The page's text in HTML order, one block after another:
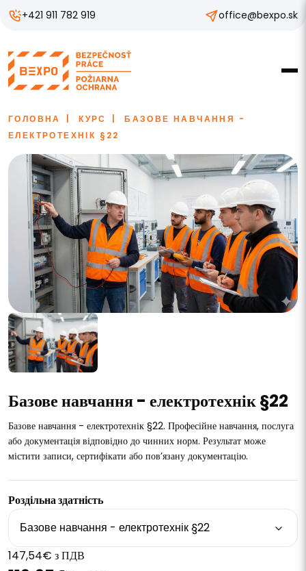
+421 911 782 919 office@bexpo.sk
ГОЛОВНА КУРС
БАЗОВЕ НАВЧАННЯ -
ЕЛЕКТРОТЕХНІК §22
Базове навчання - електротехнік §22
Базове навчання - електротехнік §22. Професійне навчання, послуга
або документація відповідно до чинних норм. Результат може
містити записи, сертифікати або пов’язану документацію.
Роздільна здатність
Базове навчання - електротехнік §22
147,54€ з ПДВ